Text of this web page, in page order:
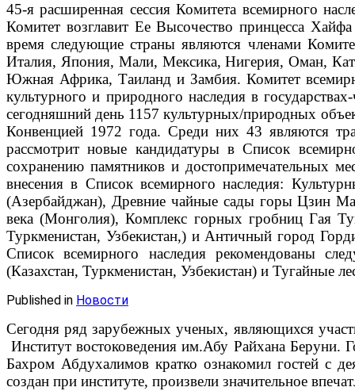
45-я расширенная сессия Комитета всемирного
Комитет возглавит Ее Высочество принцесса
время следующие страны являются членами
Италия, Япония, Мали, Мексика, Нигерия, Оман,
Южная Африка, Таиланд и Замбия. Комитет
культурного и природного наследия в
сегодняшний день 1157 культурных/природных
Конвенцией 1972 года. Среди них 43 являются
рассмотрит новые кандидатуры в Список
сохранению памятников и достопримечательных
внесения в Список всемирного наследия:
(Азербайджан), Древние чайные сады горы Цзин
века (Монголия), Комплекс горных гробниц Гая
Туркменистан, Узбекистан,) и Античный город
Список всемирного наследия рекомендованы
(Казахстан, Туркменистан, Узбекистан) и Тугайные
Published in Новости
Сегодня ряд зарубежных ученых, являющихся
Институт востоковедения им.Абу Райхана Беруни.
Бахром Абдухалимов кратко ознакомил гостей с
создан при институте, произвели значительное